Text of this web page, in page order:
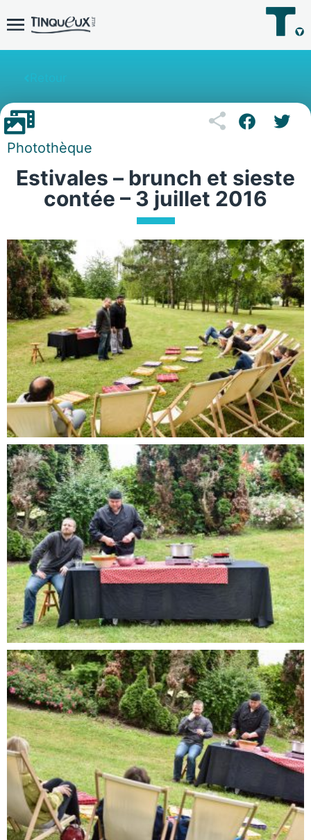
Photothèque
Estivales – brunch et sieste
contée – 3 juillet 2016